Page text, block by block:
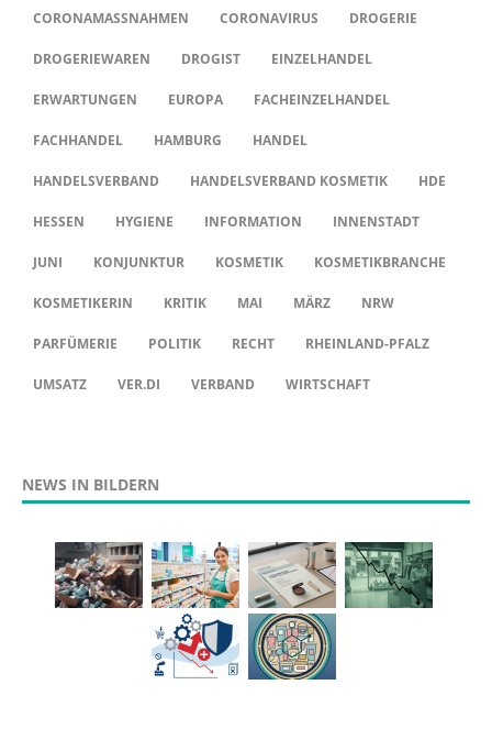
CORONAMASSNAHMEN CORONAVIRUS DROGERIE
DROGERIEWAREN DROGIST EINZELHANDEL
ERWARTUNGEN EUROPA FACHEINZELHANDEL
FACHHANDEL HAMBURG HANDEL
HANDELSVERBAND HANDELSVERBAND KOSMETIK HDE
HESSEN HYGIENE INFORMATION INNENSTADT
JUNI KONJUNKTUR KOSMETIK KOSMETIKBRANCHE
KOSMETIKERIN KRITIK MAI MÄRZ NRW
PARFÜMERIE POLITIK RECHT RHEINLAND-PFALZ
UMSATZ VER.DI VERBAND WIRTSCHAFT
NEWS IN BILDERN